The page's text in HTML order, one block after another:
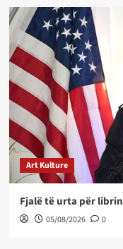
Art Kulture
Fjalë të urta për librin
05/08/2026 0